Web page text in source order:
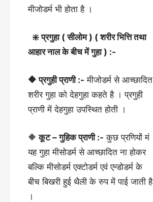
मीजोडर्म भी होता है ।
❇️ प्रगुहा ( सीलोम ) ( शरीर भित्ति तथा
आहार नाल के बीच में गुहा ) :-
🔶 प्रगुही प्राणी :- मीजोडर्म से आच्छादित
शरीर गुहा को देहगुहा कहते है । प्रगुही
प्राणी में देहगुहा उपस्थित होती ।
🔶 कूट – गुहिक प्राणी :- कुछ प्रणियों मं
यह गुहा मीसोडर्म से आच्छादित ना होकर
बल्कि मीसोडर्म एक्टोडर्म एवं एन्डोडर्म के
बीच बिखरी हुई थैली के रुप में पाई जाती है
।